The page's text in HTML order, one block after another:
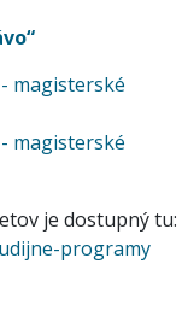
magisterské
magisterské
je dostupný tu:
programy